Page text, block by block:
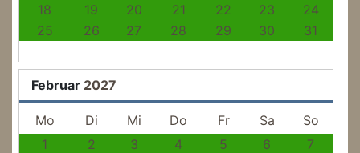
18
19 20 21 22 23
24
25
26 27 28 29 30 31
Februar 2027
Mo Di Mi Do Fr Sa
So
1
2 3 4 5 6
7